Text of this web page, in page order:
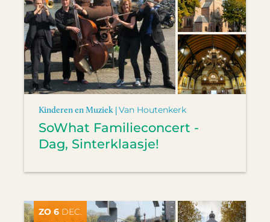
Kinderen en Muziek |Van Houtenkerk
SoWhat Familieconcert -
Dag, Sinterklaasje!
ZO 6 DEC.